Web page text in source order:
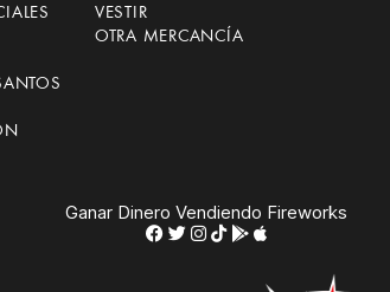
VESTIR
OTRA MERCANCÍA
Ganar Dinero Vendiendo Fireworks